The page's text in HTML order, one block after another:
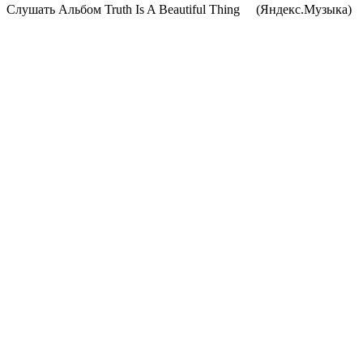
Cлушать Альбом Truth Is A Beautiful Thing (Яндекс.Музыка)